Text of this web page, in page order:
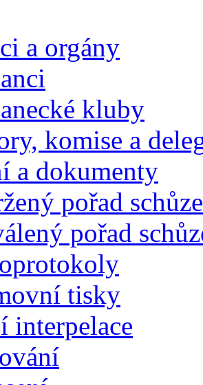
a orgány
kluby
komise a
a dokumenty
pořad schůze
pořad
tisky
interpelace